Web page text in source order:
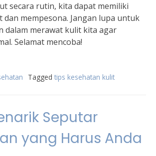
secara rutin, kita dapat memiliki
dan mempesona. Jangan lupa untuk
dalam merawat kulit kita agar
Selamat mencoba!
Tagged tips kesehatan kulit
Seputar
yang Harus Anda